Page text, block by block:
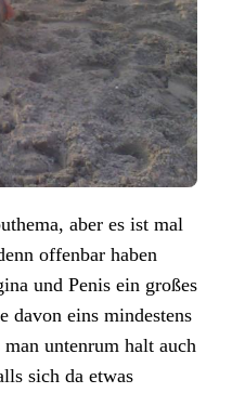
aber es ist mal
offenbar haben
und Penis ein großes
davon eins mindestens
untenrum halt auch
sich da etwas